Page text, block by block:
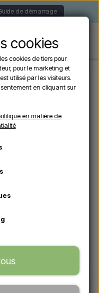
de démarrage
autoportantes Arkema -
cookies
cookies de tiers pour
pour le marketing et
utilisé par les visiteurs.
en cliquant sur
en matière de